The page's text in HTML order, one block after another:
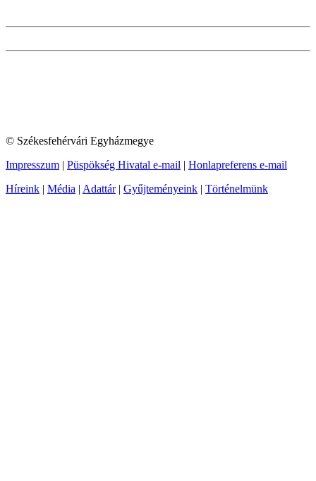
© Székesfehérvári Egyházmegye
Impresszum | Püspökség Hivatal e-mail | Honlapreferens e-mail
Híreink | Média | Adattár| Gyűjteményeink | Történelmünk